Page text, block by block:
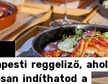
reggeliző, ahol
indíthatod a